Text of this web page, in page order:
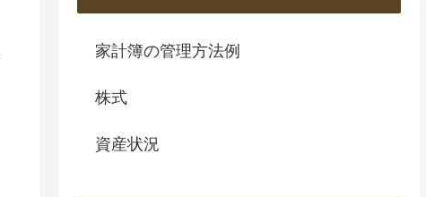
家計簿の管理方法例
株式
資産状況